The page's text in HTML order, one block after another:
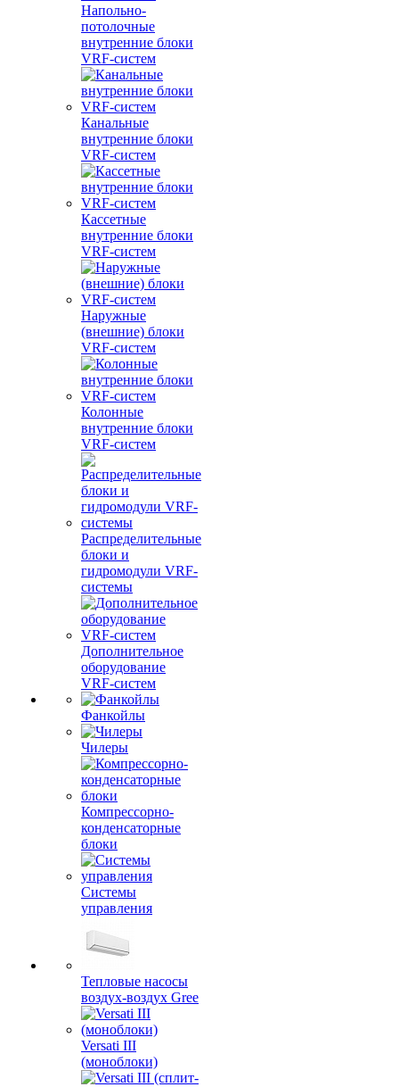
Напольно-
потолочные
внутренние блоки
VRF-систем
Канальные
внутренние блоки
VRF-систем
Кассетные
внутренние блоки
VRF-систем
Наружные
(внешние) блоки
VRF-систем
Колонные
внутренние блоки
VRF-систем
Распределительные
блоки и
гидромодули VRF-
системы
Дополнительное
оборудование
VRF-систем
Фанкойлы
Чилеры
Компрессорно-
конденсаторные
блоки
Системы
управления
Тепловые насосы
воздух-воздух Gree
Versati III
(моноблоки)